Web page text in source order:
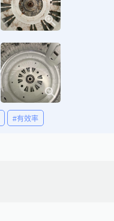
#有效率